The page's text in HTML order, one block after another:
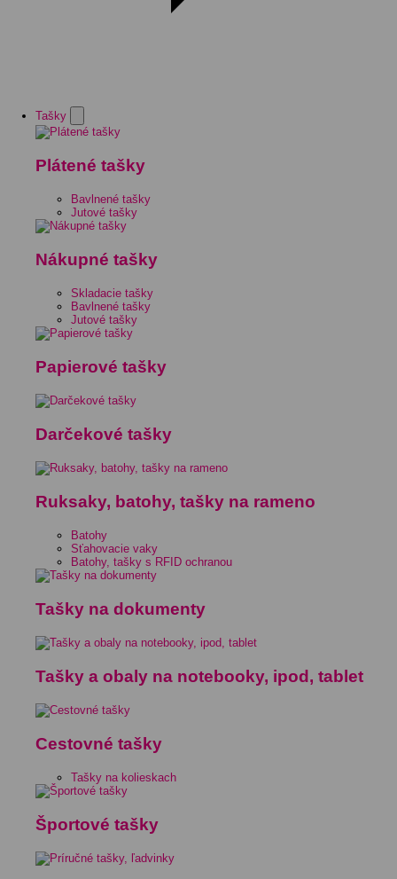
Tašky
Plátené tašky
Bavlnené tašky
Jutové tašky
Nákupné tašky
Skladacie tašky
Bavlnené tašky
Jutové tašky
Papierové tašky
Darčekové tašky
Ruksaky, batohy, tašky na rameno
Batohy
Sťahovacie vaky
Batohy, tašky s RFID ochranou
Tašky na dokumenty
Tašky a obaly na notebooky, ipod, tablet
Cestovné tašky
Tašky na kolieskach
Športové tašky